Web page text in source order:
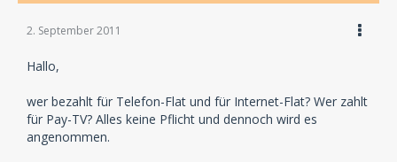
2. September 2011
Hallo,
wer bezahlt für Telefon-Flat und für Internet-Flat? Wer zahlt
für Pay-TV? Alles keine Pflicht und dennoch wird es
angenommen.